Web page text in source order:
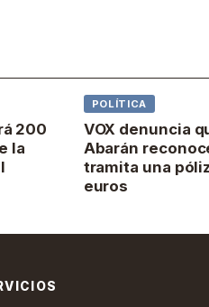
200
la
POLÍTICA
VOX denuncia
Abarán
tramita una
euros